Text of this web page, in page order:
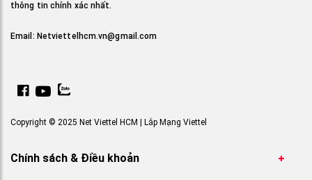
thông tin chính xác nhất.
Email: Netviettelhcm.vn@gmail.com
Copyright © 2025 Net Viettel HCM | Lắp Mạng Viettel
Chính sách & Điều khoản